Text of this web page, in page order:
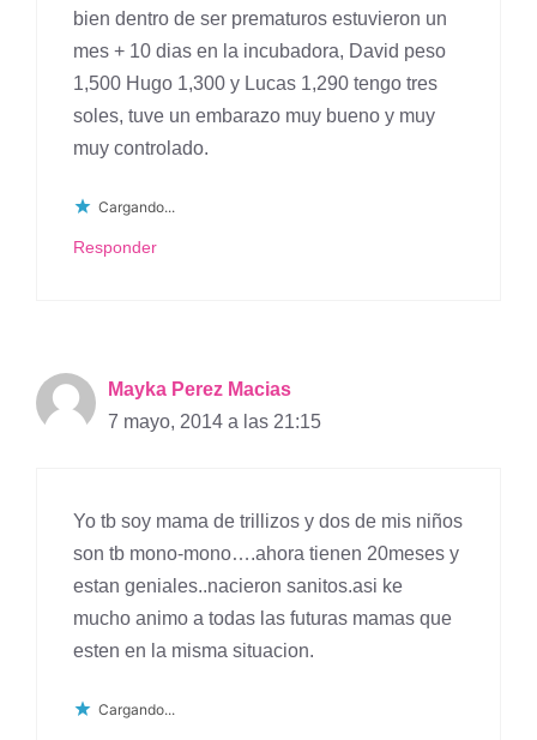
bien dentro de ser prematuros estuvieron un
mes + 10 dias en la incubadora, David peso
1,500 Hugo 1,300 y Lucas 1,290 tengo tres
soles, tuve un embarazo muy bueno y muy
muy controlado.
Cargando...
Responder
Mayka Perez Macias
7 mayo, 2014 a las 21:15
Yo tb soy mama de trillizos y dos de mis niños
son tb mono-mono….ahora tienen 20meses y
estan geniales..nacieron sanitos.asi ke
mucho animo a todas las futuras mamas que
esten en la misma situacion.
Cargando...